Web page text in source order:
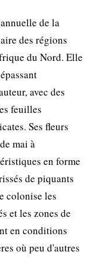
de la
des régions
du Nord. Elle
avec des
feuilles
Ses fleurs
mai à
en forme
de piquants
colonise les
et les zones de
en conditions
où peu d'autres